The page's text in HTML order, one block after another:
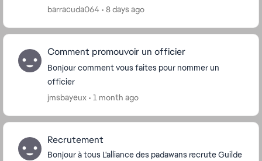
je ne peux pas dépasser le niveau d'...
barracuda064 8 days ago
Comment promouvoir un officier
Bonjour comment vous faites pour nommer un
officier
jmsbayeux
1 month ago
Recrutement
Bonjour à tous L'alliance des padawans recrute Guilde